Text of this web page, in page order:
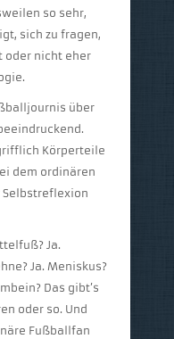
so sehr,
sich zu fragen,
oder nicht eher
über
Körperteile
dem ordinären
Ja.
Ja. Meniskus?
Das gibt’s
oder so. Und
Fußballfan